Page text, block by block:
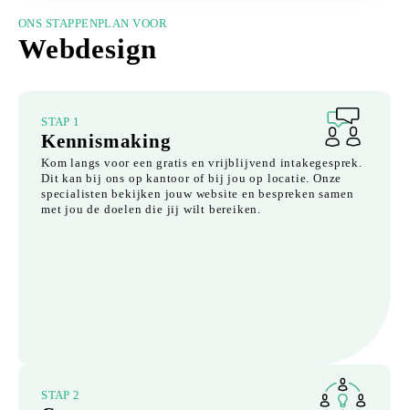
ONS STAPPENPLAN VOOR
Webdesign
STAP 1
Kennismaking
Kom langs voor een gratis en vrijblijvend intakegesprek.
Dit kan bij ons op kantoor of bij jou op locatie. Onze
specialisten bekijken jouw website en bespreken samen
met jou de doelen die jij wilt bereiken.
STAP 2